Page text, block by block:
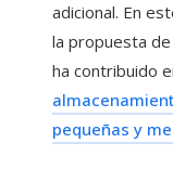
adicional. En
la propuesta de
ha contribuido
pequeñas y